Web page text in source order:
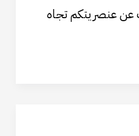
عنصريتكم تجاه